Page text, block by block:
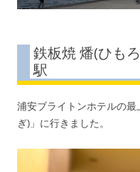
鉄板焼 燔(ひも
駅
浦安ブライトンホテルの
ぎ)」に行きました。